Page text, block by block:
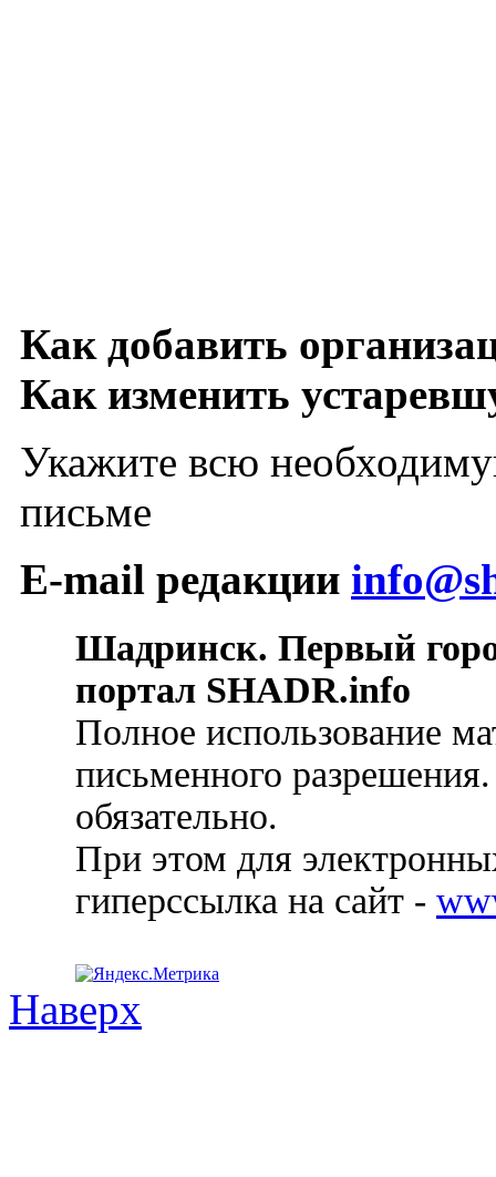
Как добавить
Как изменить
Укажите всю
письме
E-mail редакции
Шадринск. Первый
портал SHADR.info
Полное использование
письменного
обязательно.
При этом для
гиперссылка на сайт -
Наверх